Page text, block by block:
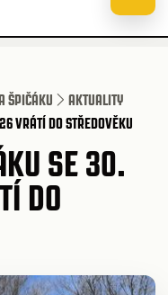
ŠPIČÁKU
AKTUALITY
VRÁTÍ DO STŘEDOVĚKU
SE 30.
DO